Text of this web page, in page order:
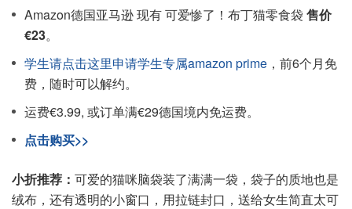
Amazon德国亚马逊 现有 可爱惨了！布丁猫零食袋 售价
€23。
学生请点击这里申请学生专属amazon prime ，前6个月免
费，随时可以解约。
运费€3.99, 或订单满€29德国境内免运费。
点击购买>>
小折推荐： 可爱的猫咪脑袋装了满满一袋，袋子的质地也是
绒布，还有透明的小窗口，用拉链封口，送给女生简直太可